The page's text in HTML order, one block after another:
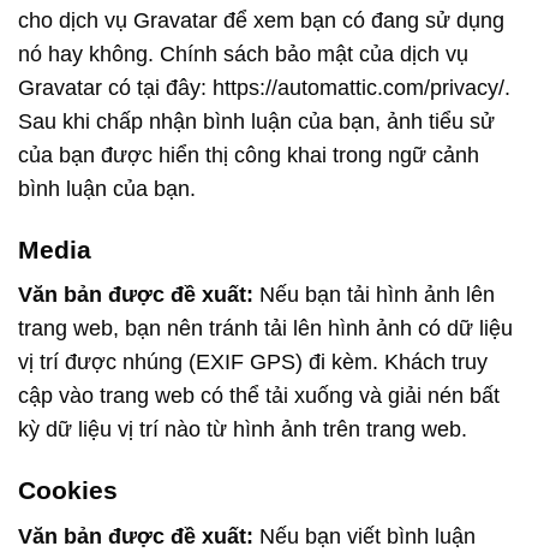
cho dịch vụ Gravatar để xem bạn có đang sử dụng
nó hay không. Chính sách bảo mật của dịch vụ
Gravatar có tại đây: https://automattic.com/privacy/.
Sau khi chấp nhận bình luận của bạn, ảnh tiểu sử
của bạn được hiển thị công khai trong ngữ cảnh
bình luận của bạn.
Media
Văn bản được đề xuất: Nếu bạn tải hình ảnh lên
trang web, bạn nên tránh tải lên hình ảnh có dữ liệu
vị trí được nhúng (EXIF GPS) đi kèm. Khách truy
cập vào trang web có thể tải xuống và giải nén bất
kỳ dữ liệu vị trí nào từ hình ảnh trên trang web.
Cookies
Văn bản được đề xuất: Nếu bạn viết bình luận